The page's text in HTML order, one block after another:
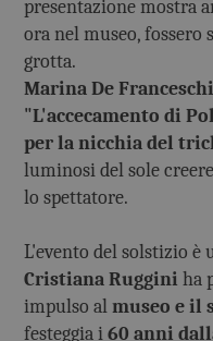
presentazione mostra
ora nel museo, fossero
grotta.
Marina De
"L'accecamento di
per la nicchia del
luminosi del sole
lo spettatore.
L'evento del solstizio è
Cristiana Ruggini ha
impulso al museo e il
festeggia i 60 anni